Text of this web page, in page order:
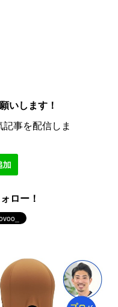
いします！
事を配信しま
ロー！